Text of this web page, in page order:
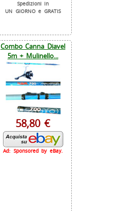
Spedizioni in
UN GIORNO e GRATIS
Combo Canna Diavel
5m + Mulinello...
58,80 €
Ad: Sponsored by eBay.